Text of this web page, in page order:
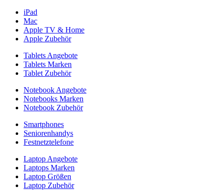
iPad
Mac
Apple TV & Home
Apple Zubehör
Tablets Angebote
Tablets Marken
Tablet Zubehör
Notebook Angebote
Notebooks Marken
Notebook Zubehör
Smartphones
Seniorenhandys
Festnetztelefone
Laptop Angebote
Laptops Marken
Laptop Größen
Laptop Zubehör